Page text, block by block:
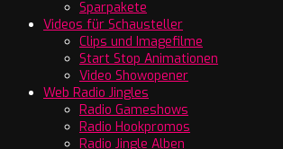
Sparpakete
Videos für Schausteller
Clips und Imagefilme
Start Stop Animationen
Video Showopener
Web Radio Jingles
Radio Gameshows
Radio Hookpromos
Radio Jingle Alben